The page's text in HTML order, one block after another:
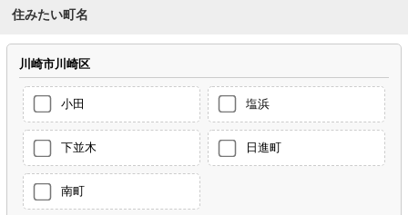
住みたい町名
川崎市川崎区
小田 塩浜
下並木 日進町
南町